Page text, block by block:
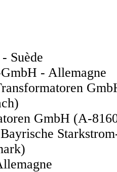
Suède
- Allemagne
GmbH (A-